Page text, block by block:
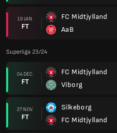
19 JAN.
FT
FC Midtjylland
AaB
Superliga 23/24
04 DEC.
FT
FC Midtjylland
Viborg
27 NOV.
FT
Silkeborg
FC Midtjylland